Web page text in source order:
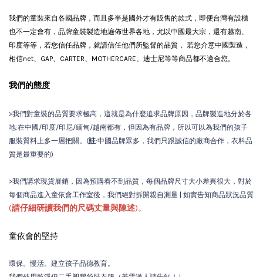
我們的童裝來自各國品牌，而且多半是國外才有販售的款式，即便台灣有設櫃
也不一定會有 ，品牌童裝製造地遍佈世界各地，尤以中國最大宗，還有越南、
印度等等，若您信任品牌，就請信任他們所監督的品質， 若您介意中國製造，
相信net、GAP、CARTER、MOTHERCARE、迪士尼等等商品都不適合您。
我們的態度
>我們對童裝的品質要求極高，這就是為什麼追求品牌原因，品牌製造地分於各
地:在中國/印度/印尼/緬甸/越南都有，但因為有品牌，所以可以為我們的孩子
服裝質料上多一層把關。(註:中國品牌眾多，我們只跟誠信的廠商合作，衣料品
質是最重要的)
>我們講求現貨展銷，因為預購看不到品質，每個品牌尺寸大小差異很大，對於
每個商品進入童依會工作室後，我們絕對拆開親自測量 | 如實告知商品狀況品質
(請仔細研讀我們的尺碼丈量與陳述)。
童依會的堅持
環保。慢活。建立孩子品德教育。